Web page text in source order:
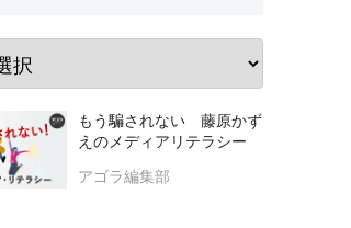
もう騙されない 藤原かず
えのメディアリテラシー
アゴラ編集部